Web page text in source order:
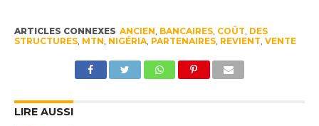
ARTICLES CONNEXES ANCIEN BANCAIRES, COÛT DES
STRUCTURES, MTN NIGÉRIA, PARTENAIRES, REVIENT VENTE
LIRE AUSSI